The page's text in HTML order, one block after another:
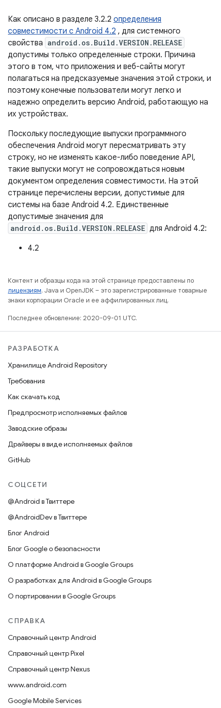
Как описано в разделе 3.2.2 определения
совместимости с Android 4.2 , для системного
свойства android.os.Build.VERSION.RELEASE
допустимы только определенные строки. Причина
этого в том, что приложения и веб-сайты могут
полагаться на предсказуемые значения этой строки, и
поэтому конечные пользователи могут легко и
надежно определить версию Android, работающую на
их устройствах.
Поскольку последующие выпуски программного
обеспечения Android могут пересматривать эту
строку, но не изменять какое-либо поведение API,
такие выпуски могут не сопровождаться новым
документом определения совместимости. На этой
странице перечислены версии, допустимые для
системы на базе Android 4.2. Единственные
допустимые значения для
android.os.Build.VERSION.RELEASE для Android 4.2:
4.2
Контент и образцы кода на этой странице предоставлены по
лицензиям. Java и OpenJDK – это зарегистрированные товарные
знаки корпорации Oracle и ее аффилированных лиц.
Последнее обновление: 2020-09-01 UTC.
РАЗРАБОТКА
Хранилище Android Repository
Требования
Как скачать код
Предпросмотр исполняемых файлов
Заводские образы
Драйверы в виде исполняемых файлов
GitHub
СОЦСЕТИ
@Android в Твиттере
@AndroidDev в Твиттере
Блог Android
Блог Google о безопасности
О платформе Android в Google Groups
О разработках для Android в Google Groups
О портировании в Google Groups
СПРАВКА
Справочный центр Android
Справочный центр Pixel
Справочный центр Nexus
www.android.com
Google Mobile Services